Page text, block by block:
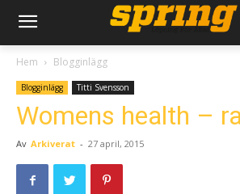
Hem Blogginlägg
Blogginlägg Titti Svensson
Womens health –
Av Arkiverat - 27 april, 2015